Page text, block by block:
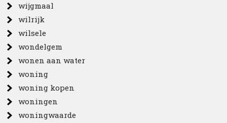
wijgmaal
wilrijk
wilsele
wondelgem
wonen aan water
woning
woning kopen
woningen
woningwaarde